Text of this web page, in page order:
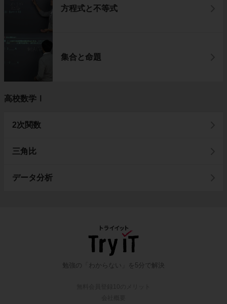
方程式と不等式
集合と命題
高校数学Ⅰ
2次関数
三角比
データ分析
勉強の「わからない」を5分で解決